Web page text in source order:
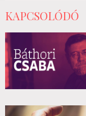
KAPCSOLÓDÓ